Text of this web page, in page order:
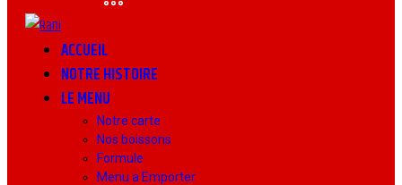
ACCUEIL
NOTRE HISTOIRE
LE MENU
Notre carte
Nos boissons
Formule
Menu a Emporter